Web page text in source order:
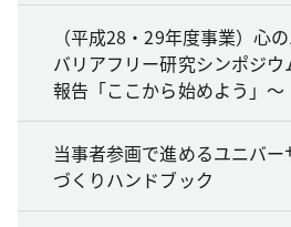
（平成28・29年度事業）心
バリアフリー研究シンポジ
報告「ここから始めよう」～
当事者参画で進めるユニバ
づくりハンドブック